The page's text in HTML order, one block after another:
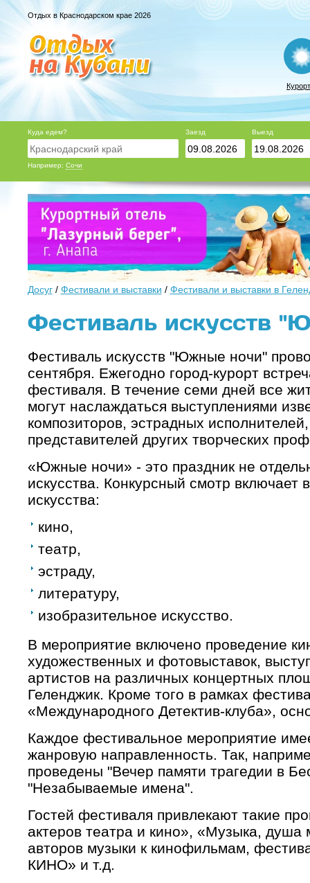
Отдых в Краснодарском крае 2026
Куда едем?
Например: Сочи
Заезд Выезд
Досуг/ Фестивали и выставки / Фестивали и выставки в
Фестиваль искусств
Фестиваль искусств "Южные ночи"
сентября. Ежегодно город-курорт
фестиваля. В течение семи дней все
могут наслаждаться выступлениями
композиторов, эстрадных
представителей других творческих
«Южные ночи» - это праздник не
искусства. Конкурсный смотр включает
искусства:
кино,
театр,
эстраду,
литературу,
изобразительное искусство.
В мероприятие включено проведение
художественных и фотовыставок,
артистов на различных концертных
Геленджик. Кроме того в рамках
«Международного Детектив-клуба»,
Каждое фестивальное мероприятие
жанровую направленность. Так,
проведены "Вечер памяти трагедии в
"Незабываемые имена".
Гостей фестиваля привлекают такие
актеров театра и кино», «Музыка, душа
авторов музыки к кинофильмам,
КИНО» и т.д.